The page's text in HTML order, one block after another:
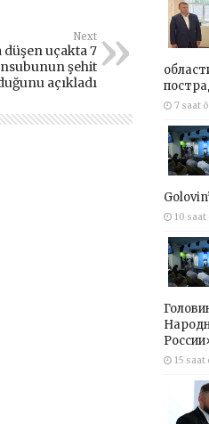
Next
düşen uçakta 7
şehit
açıkladı
7 saat
10 saat
15 saat